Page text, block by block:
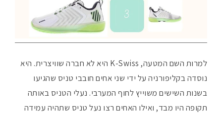
למרות השם המטעה, K-Swiss היא לא חברה שוויצרית. היא
נוסדה בקליפורניה על ידי שני אחים חובבי טניס שהגיעו
בשנות השישים משוייץ לחוף המערבי. נעלי הטניס באותה
תקופה היו מבד, ואילו האחים רצו נעל טניס שתהיה עמידה